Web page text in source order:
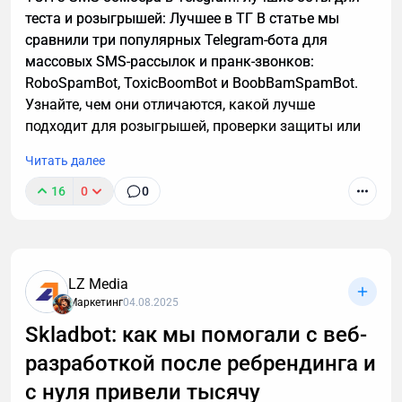
теста и розыгрышей: Лучшее в ТГ В статье мы
сравнили три популярных Telegram-бота для
массовых SMS-рассылок и пранк-звонков:
RoboSpamBot, ToxicBoomBot и BoobBamSpamBot.
Узнайте, чем они отличаются, какой лучше
подходит для розыгрышей, проверки защиты или
использования инструментов.
Читать далее
16 0 0
LZ Media
Маркетинг04.08.2025
Skladbot: как мы помогали с веб-
разработкой после ребрендинга и
с нуля привели тысячу